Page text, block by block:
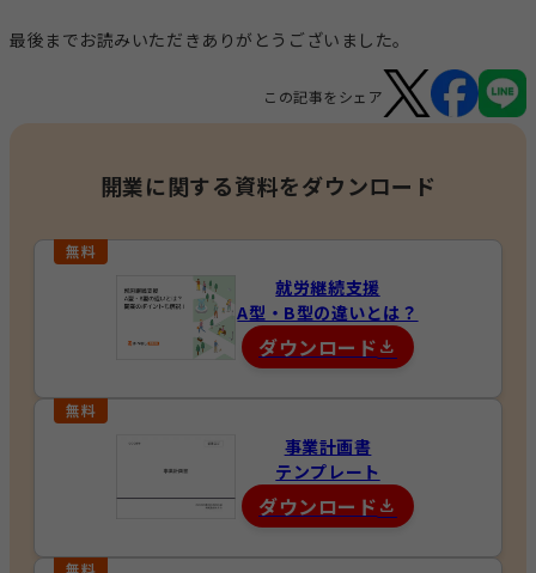
最後までお読みいただきありがとうございました。
この記事をシェア
開業に関する資料をダウンロード
就労継続支援
A型・B型の違いとは？
ダウンロード
事業計画書
テンプレート
ダウンロード